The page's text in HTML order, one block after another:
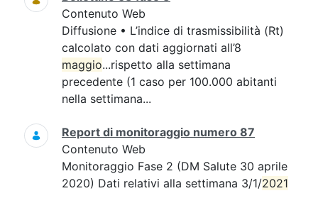
Contenuto Web
Diffusione • L’indice di trasmissibilità (Rt)
calcolato con dati aggiornati all’8
maggio...rispetto alla settimana
precedente (1 caso per 100.000 abitanti
nella settimana...
Report di monitoraggio numero 87
Contenuto Web
Monitoraggio Fase 2 (DM Salute 30 aprile
2020) Dati relativi alla settimana 3/1/2021